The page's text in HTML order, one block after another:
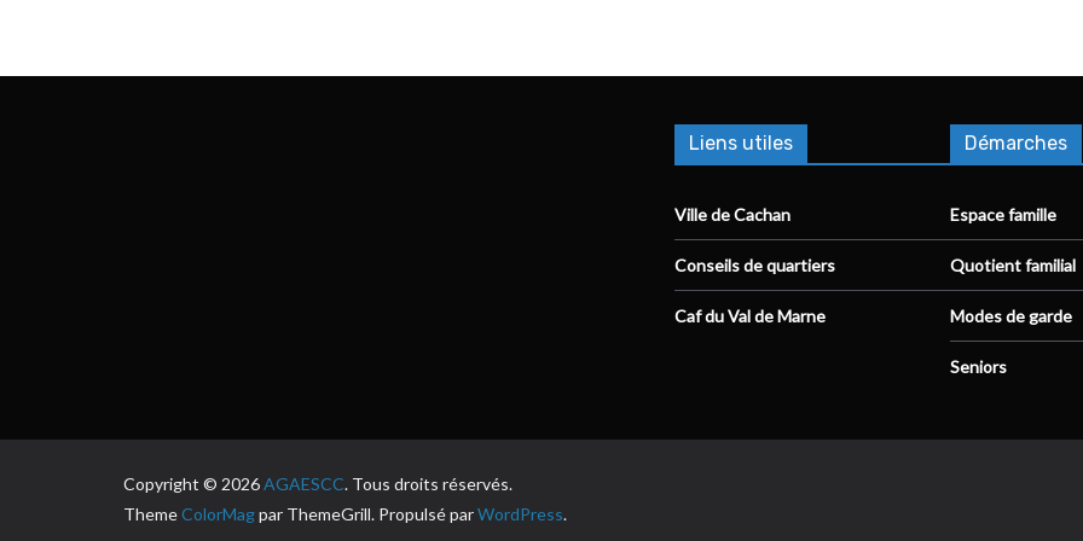
Liens utiles
Ville de Cachan
Conseils de quartiers
Caf du Val de Marne
Démarches
Espace famille
Quotient familial
Modes de garde
Seniors
Copyright © 2026AGAESCC. Tous droits réservés.
ThemeColorMagpar ThemeGrill. Propulsé parWordPress.